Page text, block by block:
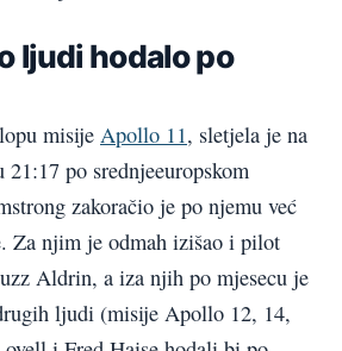
ljudi hodalo po
misije Apollo 11, sletjela je na
po srednjeeuropskom
zakoračio je po njemu već
Za njim je odmah izišao i pilot
Aldrin, a iza njih po mjesecu je
ljudi (misije Apollo 12, 14,